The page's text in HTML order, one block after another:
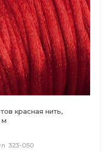
красная нить,
м
323-050